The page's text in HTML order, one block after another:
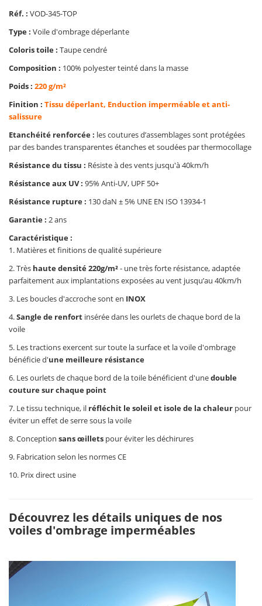
Réf. : VOD-345-TOP
Type : Voile d'ombrage déperlante
Coloris toile : Taupe cendré
Composition : 100% polyester teinté dans la masse
Poids : 220 g/m²
Finition : Tissu déperlant, Enduction imperméable et anti-
salissure
Etanchéité renforcée : les coutures d’assemblages sont protégées
par des bandes transparentes étanches et soudées par thermocollage
Résistance du tissu : Résiste à des vents jusqu'à 40km/h
Résistance aux UV : 95% Anti-UV, UPF 50+
Résistance rupture : 130 daN ± 5% UNE EN ISO 13934-1
Garantie : 2 ans
Caractéristique :
1. Matières et finitions de qualité supérieure
2. Très haute densité 220g/m²- une très forte résistance, adaptée
parfaitement aux implantations exposées au vent jusqu’au 40km/h
3. Les boucles d'accroche sont en INOX
4.Sangle de renfort insérée dans les ourlets de chaque bord de la
voile
5. Les tractions exercent sur toute la surface et la voile d'ombrage
bénéficie d'une meilleure résistance
6. Les ourlets de chaque bord de la toile bénéficient d'unedouble
couture sur chaque point
7. Le tissu technique, il réfléchit le soleil et isole de la chaleur pour
éviter un effet de serre sous la voile
8. Conception sans œillets pour éviter les déchirures
9. Fabrication selon les normes CE
10. Prix direct usine
Découvrez les détails uniques de nos
voiles d'ombrage imperméables